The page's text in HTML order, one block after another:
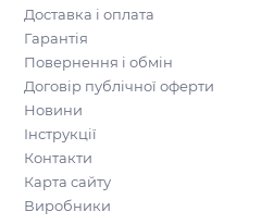
Доставка і оплата
Гарантія
Повернення і обмін
Договір публічної оферти
Новини
Інструкції
Контакти
Карта сайту
Виробники